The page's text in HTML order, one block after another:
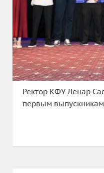
Ректор КФУ Ленар
первым